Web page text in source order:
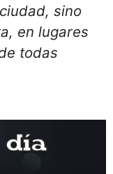
sino
en lugares
todas